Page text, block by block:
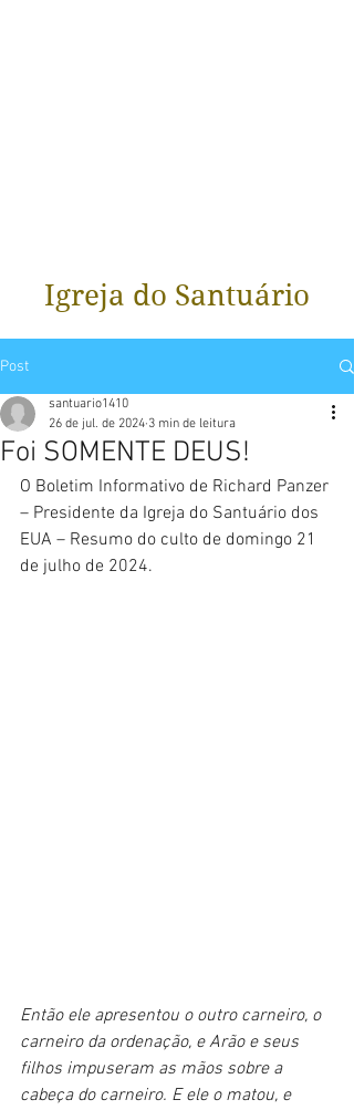
Igreja do Santuário
Post
Foi SOMENTE DEUS!
santuario1410
26 de jul. de 2024 3 min de leitura
O Boletim Informativo de Richard Panzer
– Presidente da Igreja do Santuário dos
EUA – Resumo do culto de domingo 21
de julho de 2024.
Então ele apresentou o outro carneiro, o
carneiro da ordenação, e Arão e seus
filhos impuseram as mãos sobre a
cabeça do carneiro. E ele o matou, e